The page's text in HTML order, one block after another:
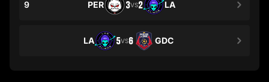
9 PER 3VS2 LA
LA 5VS6 GDC